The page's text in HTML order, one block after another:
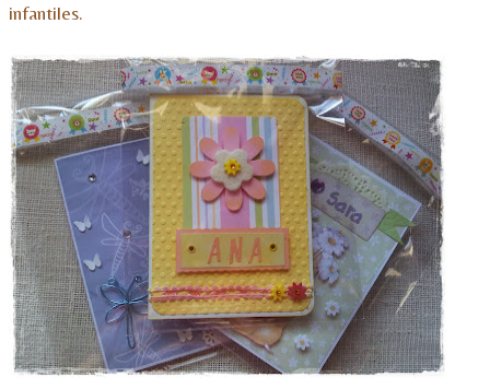
infantiles.